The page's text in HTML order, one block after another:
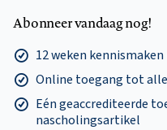
Abonneer vandaag nog!
12 weken
Online toegang tot
Eén geaccrediteerde
nascholingsartikel